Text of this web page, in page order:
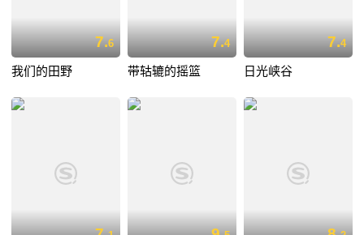
7.6
我们的田野
7.4
带轱辘的摇篮
7.4
日光峡谷